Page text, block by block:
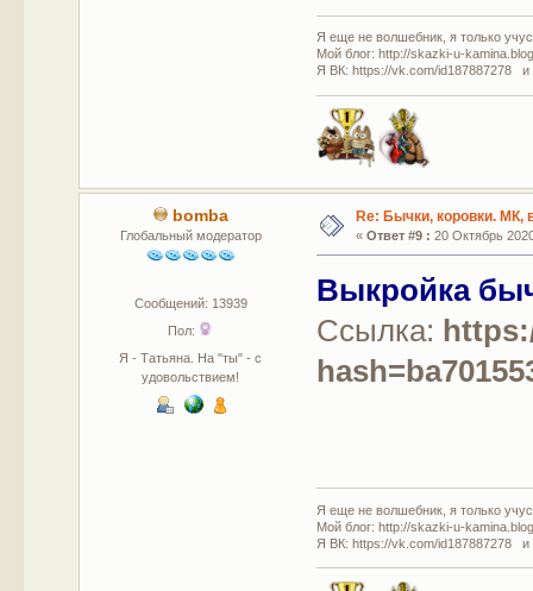
Я еще не волшебник, я только
Мой блог: http://skazki-u-
Я ВК: https://vk.com/id187887278 и
bomba
Глобальный модератор
Сообщений: 13939
Пол:
Я - Татьяна. На "ты" - с
удовольствием!
Re: Бычки, коровки. МК,
« Ответ #9 : 20 Октябрь
Выкройка
Ссылка:
Я еще не волшебник, я только
Мой блог: http://skazki-u-
Я ВК: https://vk.com/id187887278 и